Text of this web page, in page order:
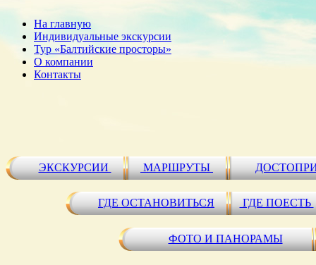
На главную
Индивидуальные экскурсии
Тур «Балтийские просторы»
О компании
Контакты
ЭКСКУРСИИ МАРШРУТЫ
ГДЕ ОСТАНОВИТЬСЯ ГДЕ ПОЕСТЬ
ФОТО И ПАНОРАМЫ